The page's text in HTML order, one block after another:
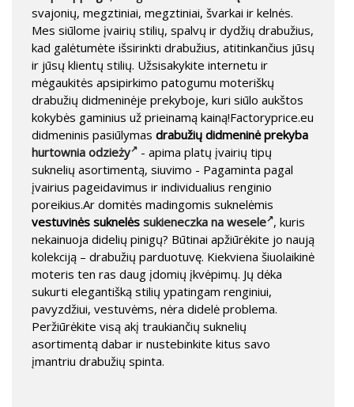
svajonių, megztiniai, megztiniai, švarkai ir kelnės.
Mes siūlome įvairių stilių, spalvų ir dydžių drabužius,
kad galėtumėte išsirinkti drabužius, atitinkančius jūsų
ir jūsų klientų stilių. Užsisakykite internetu ir
mėgaukitės apsipirkimo patogumu moteriškų
drabužių didmeninėje prekyboje, kuri siūlo aukštos
kokybės gaminius už prieinamą kainą!Factoryprice.eu
didmeninis pasiūlymas drabužių didmeninė prekyba
hurtownia odzieży
- apima platų įvairių tipų
suknelių asortimentą, siuvimo - Pagaminta pagal
įvairius pageidavimus ir individualius renginio
poreikius.Ar domitės madingomis suknelėmis
vestuvinės suknelės sukieneczka na wesele , kuris
nekainuoja didelių pinigų? Būtinai apžiūrėkite jo naują
kolekciją – drabužių parduotuvę. Kiekviena šiuolaikinė
moteris ten ras daug įdomių įkvėpimų. Jų dėka
sukurti elegantišką stilių ypatingam renginiui,
pavyzdžiui, vestuvėms, nėra didelė problema.
Peržiūrėkite visą akį traukiančių suknelių
asortimentą dabar ir nustebinkite kitus savo
įmantriu drabužių spinta.